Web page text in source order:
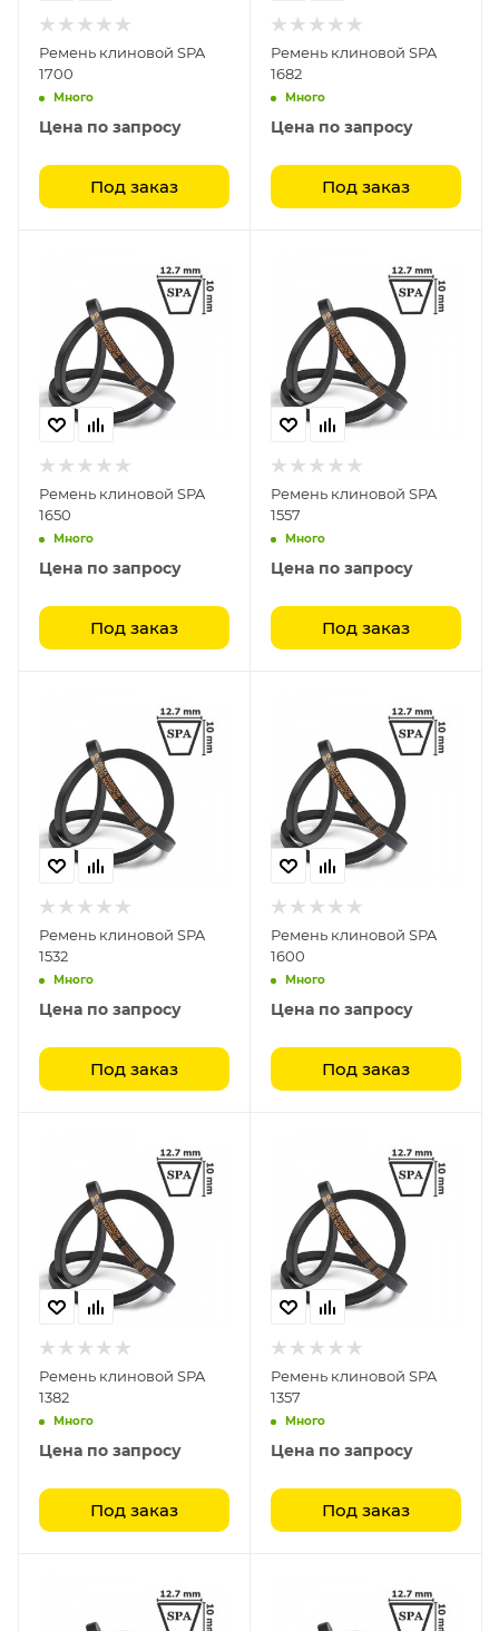
Ремень клиновой SPA
1700
Много
Цена по запросу
Под заказ
Ремень клиновой SPA
1682
Много
Цена по запросу
Под заказ
Ремень клиновой SPA
1650
Много
Цена по запросу
Под заказ
Ремень клиновой SPA
1557
Много
Цена по запросу
Под заказ
Ремень клиновой SPA
1532
Много
Цена по запросу
Под заказ
Ремень клиновой SPA
1600
Много
Цена по запросу
Под заказ
Ремень клиновой SPA
1382
Много
Цена по запросу
Под заказ
Ремень клиновой SPA
1357
Много
Цена по запросу
Под заказ